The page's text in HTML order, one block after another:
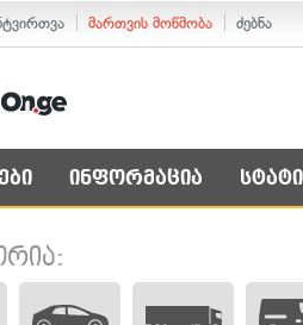
მართვის მოწმობა ძებნა
ინფორმაცია